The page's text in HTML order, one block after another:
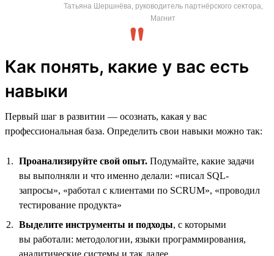
Татьяна Шершнёва, руководитель партнёрского сектора,
Магнит
Как понять, какие у вас есть
навыки
Первый шаг в развитии — осознать, какая у вас
профессиональная база. Определить свои навыки можно так:
Проанализируйте свой опыт. Подумайте, какие задачи
вы выполняли и что именно делали: «писал SQL-
запросы», «работал с клиентами по SCRUM», «проводил
тестирование продукта»
Выделите инструменты и подходы, с которыми
вы работали: методологии, языки программирования,
аналитические системы и так далее